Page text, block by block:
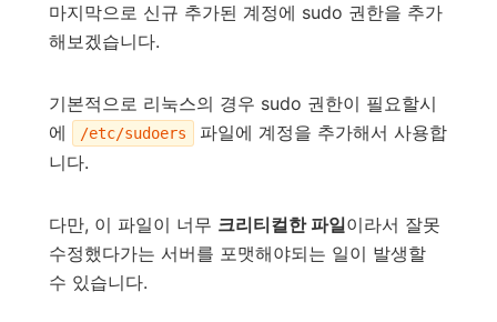
마지막으로 신규 추가된 계정에 sudo 권한을 추가
해보겠습니다.
기본적으로 리눅스의 경우 sudo 권한이 필요할시
에
/etc/sudoers
파일에 계정을 추가해서 사용합
니다.
다만, 이 파일이 너무 크리티컬한 파일이라서 잘못
수정했다가는 서버를 포맷해야되는 일이 발생할
수 있습니다.